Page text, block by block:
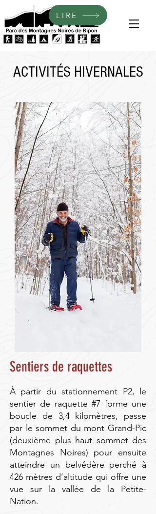
LIRE
ACTIVITÉS HIVERNALES
Sentiers de raquettes
À partir du stationnement P2, le
sentier de raquette #7 forme une
boucle de 3,4 kilomètres, passe
par le sommet du mont Grand-Pic
(deuxième plus haut sommet des
Montagnes Noires) pour ensuite
atteindre un belvédère perché à
426 mètres d’altitude qui offre une
vue sur la vallée de la Petite-
Nation.